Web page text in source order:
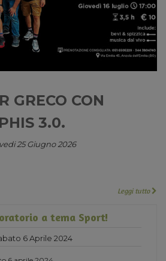
GRECO CON
3.0.
25 Giugno 2026
Leggi tutto
a tema Sport!
6 Aprile 2024